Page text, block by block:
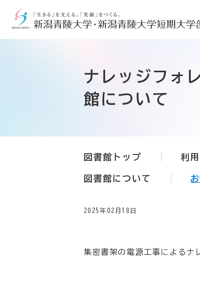
ナレッジフォ
館について
図書館トップ 利
図書館について
2025年02月18日
集密書架の電源工事によるナ